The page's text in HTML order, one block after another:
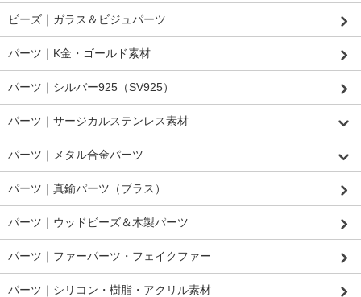
ビーズ｜ガラス＆ビジュパーツ
パーツ｜K金・ゴールド素材
パーツ｜シルバー925（SV925）
パーツ｜サージカルステンレス素材
パーツ｜メタル合金パーツ
パーツ｜真鍮パーツ（ブラス）
パーツ｜ウッドビーズ＆木製パーツ
パーツ｜ファーパーツ・フェイクファー
パーツ｜シリコン・樹脂・アクリル素材